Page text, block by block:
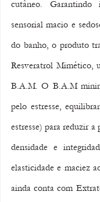
cutâneo. Garantindo
sensorial macio e
do banho, o produto
Resveratrol Mimético,
B.A.M. O B.A.M
pelo estresse,
estresse) para reduzir a
densidade e
elasticidade e maciez
ainda conta com